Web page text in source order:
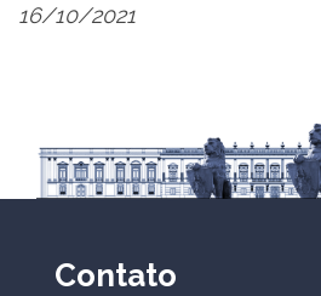
16/10/2021
Contato